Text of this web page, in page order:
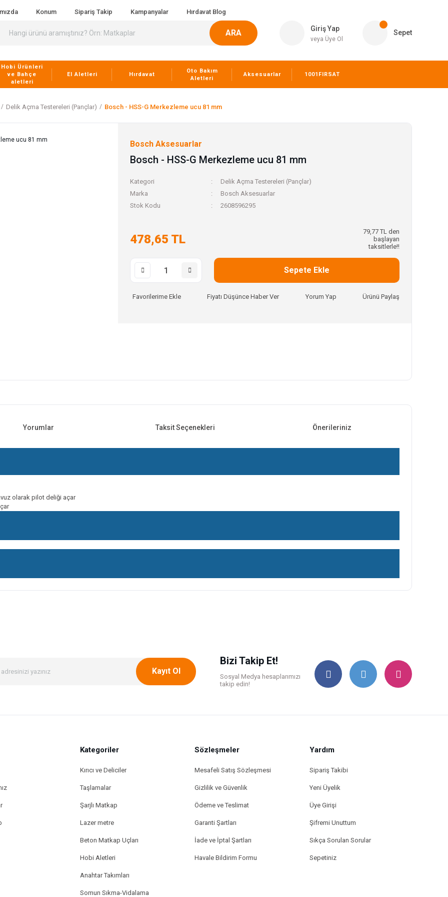
Konum Sipariş Takip Kampanyalar Hırdavat Blog
ARA Giriş Yap
veya Üye Ol
Sepet
Hobi Ürünleri
ve Bahçe
aletleri
El Aletleri Hırdavat
Oto Bakım
Aletleri
Aksesuarlar 1001FIRSAT
Delik Açma Testereleri (Pançlar) Bosch - HSS-G Merkezleme ucu 81 mm
Bosch Aksesuarlar
Bosch - HSS-G Merkezleme ucu 81 mm
Kategori
Delik Açma Testereleri (Pançlar)
Marka
Bosch Aksesuarlar
Stok Kodu
2608596295
478,65 TL
79,77 TL den
başlayan
taksitlerle!!
Sepete Ekle
Fiyatı Düşünce Haber Ver Yorum Yap Ürünü Paylaş
Yorumlar Taksit Seçenekleri Önerileriniz
olarak pilot deliği açar
yetersiz gördüğünüz noktaları öneri formunu kullanarak tarafımıza iletebilirsiniz.
Gönder
Kayıt Ol
Bizi Takip Et!
Sosyal Medya hesaplarımızı
takip edin!
Kategoriler
Kırıcı ve Deliciler
Taşlamalar
Şarjlı Matkap
Lazer metre
Beton Matkap Uçları
Hobi Aletleri
Anahtar Takımları
Somun Sıkma-Vidalama
Sözleşmeler
Mesafeli Satış Sözleşmesi
Gizlilik ve Güvenlik
Ödeme ve Teslimat
Garanti Şartları
İade ve İptal Şartları
Havale Bildirim Formu
Yardım
Sipariş Takibi
Yeni Üyelik
Üye Girişi
Şifremi Unuttum
Sıkça Sorulan Sorular
Sepetiniz